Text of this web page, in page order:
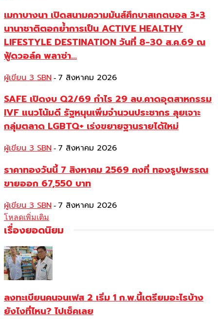
เมกาบางนา เปิดสนามความมันส์ศึกบาสเกตบอล 3×3
นานาชาติตอกย้ำการเป็น ACTIVE HEALTHY
LIFESTYLE DESTINATION วันที่ 8-30 ส.ค.69 ณ
ฟู้ดวอล์ค พลาซ่า...
ผู้เขียน 3 SBN - 7 สิงหาคม 2026
SAFE เปิดงบ Q2/69 กำไร 29 ลบ.คาดอุตสาหกรรม
IVF แนวโน้มดี รัฐหนุนเพิ่มจำนวนประชากร ลุยเจาะ
กลุ่มตลาด LGBTQ+ เร่งขยายฐานรายได้ใหม่
ผู้เขียน 3 SBN - 7 สิงหาคม 2026
ราคาทองวันนี้ 7 สิงหาคม 2569 คงที่ ทองรูปพรรณ
ขายออก 67,550 บาท
ผู้เขียน 3 SBN - 7 สิงหาคม 2026
โหลดเพิ่มเติม
เรื่องยอดนิยม
ลงทะเบียนคนจนเฟส 2 เริ่ม 1 ก.พ.นี้เตรียมอะไรบ้าง
ยังไงที่ไหน? ไปเช็คเลย